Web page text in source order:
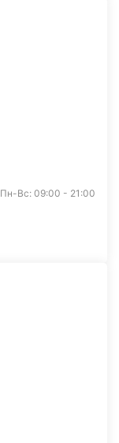
Пн-Вс: 09:00 - 21:00